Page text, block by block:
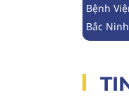
Bệnh
Bắc